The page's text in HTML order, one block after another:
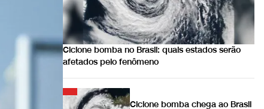
Ciclone bomba no Brasil: quais estados serão
afetados pelo fenômeno
Ciclone bomba chega ao Brasil